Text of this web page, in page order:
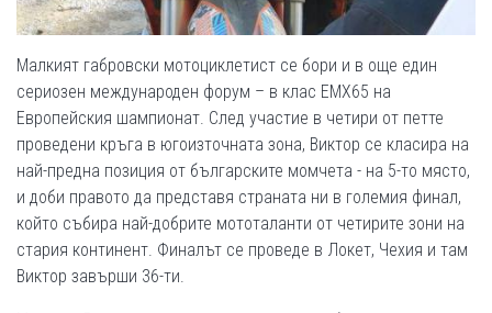
Малкият габровски мотоциклетист се бори и в още един
сериозен международен форум – в клас ЕМХ65 на
Европейския шампионат. След участие в четири от петте
проведени кръга в югоизточната зона, Виктор се класира на
най-предна позиция от българските момчета - на 5-то място,
и доби правото да представя страната ни в големия финал,
който събира най-добрите мототаланти от четирите зони на
стария континент. Финалът се проведе в Локет, Чехия и там
Виктор завърши 36-ти.